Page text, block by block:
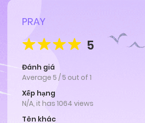
PRAY
5
Đánh giá
Average 5 /5 out of 1
Xếp hạng
N/A, it has 1064 views
Tên khác